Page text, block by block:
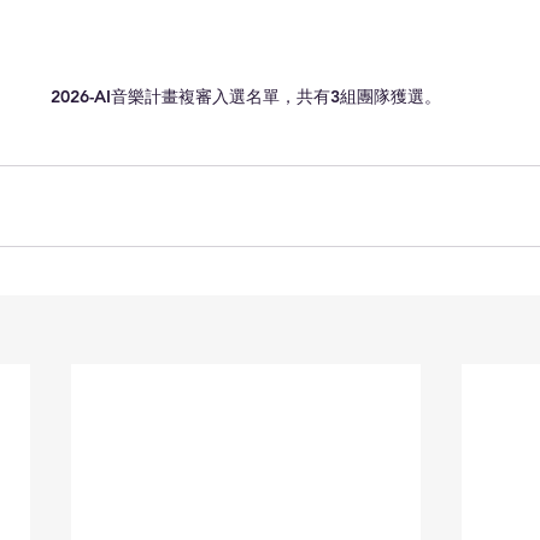
2026-AI音樂計畫複審入選名單，共有3組團隊獲選。